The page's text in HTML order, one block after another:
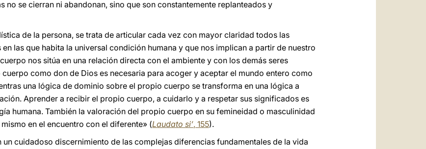
no se cierran ni abandonan, sino que son constantemente replanteados y
de la persona, se trata de articular cada vez con mayor claridad todos las
las que habita la universal condición humana y que nos implican a partir de nuestro
nos sitúa en una relación directa con el ambiente y con los demás seres
como don de Dios es necesaria para acoger y aceptar el mundo entero como
una lógica de dominio sobre el propio cuerpo se transforma en una lógica a
Aprender a recibir el propio cuerpo, a cuidarlo y a respetar sus significados es
humana. También la valoración del propio cuerpo en su femineidad o masculinidad
en el encuentro con el diferente» (Laudato si’, 155).
cuidadoso discernimiento de las complejas diferencias fundamentales de la vida